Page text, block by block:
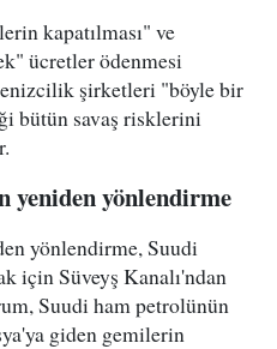
kapatılması" ve
ücretler ödenmesi
şirketleri "böyle bir
bütün savaş risklerini
yeniden yönlendirme
yönlendirme, Suudi
için Süveyş Kanalı'ndan
Suudi ham petrolünün
giden gemilerin